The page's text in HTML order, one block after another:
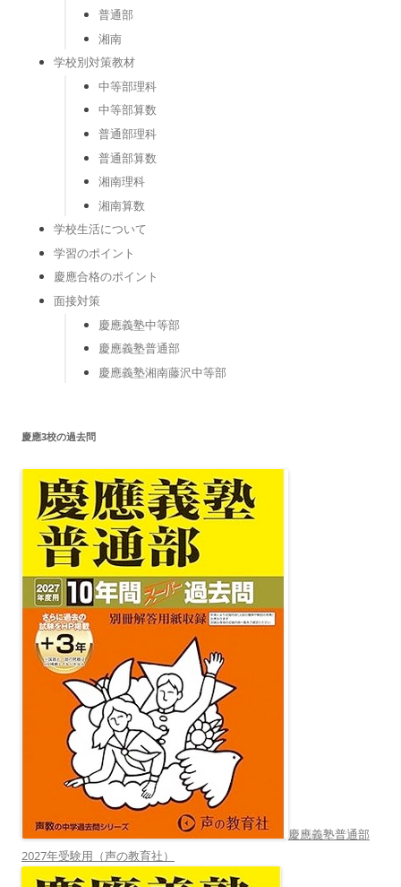
普通部
湘南
学校別対策教材
中等部理科
中等部算数
普通部理科
普通部算数
湘南理科
湘南算数
学校生活について
学習のポイント
慶應合格のポイント
面接対策
慶應義塾中等部
慶應義塾普通部
慶應義塾湘南藤沢中等部
慶應3校の過去問
慶應義塾普通部
2027年受験用（声の教育社）